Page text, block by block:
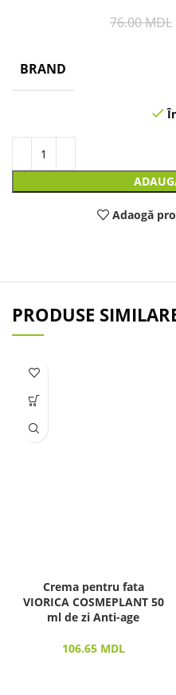
76.00MDL
BRAND
Adaogă
PRODUSE
Crema pentru fata
VIORICA COSMEPLANT 50
ml de zi Anti-age
106.65 MDL